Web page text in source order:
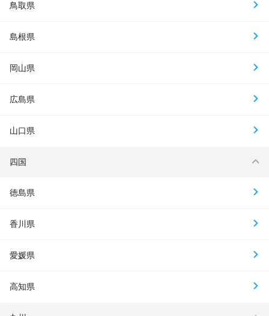
鳥取県
島根県
岡山県
広島県
山口県
四国
徳島県
香川県
愛媛県
高知県